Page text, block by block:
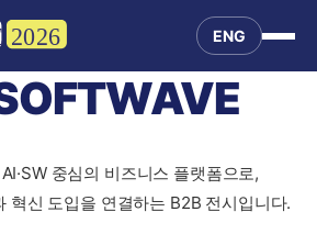
ENG
중심의 비즈니스 플랫폼으로,
혁신 도입을 연결하는 B2B 전시입니다.